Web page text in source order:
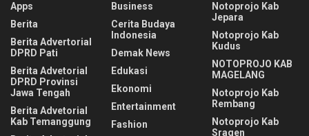
Apps
Berita
Berita Advertorial
DPRD Pati
Berita Advetorial
DPRD Provinsi
Jawa Tengah
Berita Advetorial
Kab Temanggung
Business
Cerita Budaya
Indonesia
Demak News
Edukasi
Ekonomi
Entertainment
Fashion
Notoprojo Kab
Jepara
Notoprojo Kab
Kudus
NOTOPROJO KAB
MAGELANG
Notoprojo Kab
Rembang
Notoprojo Kab
Sragen